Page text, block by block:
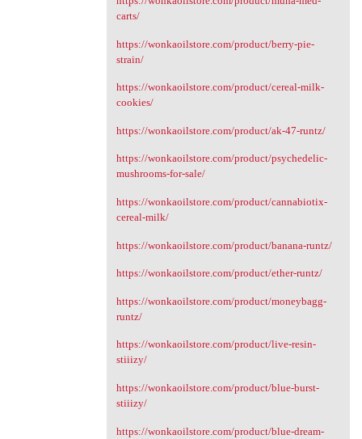
carts/
https://wonkaoilstore.com/product/berry-pie-
strain/
https://wonkaoilstore.com/product/cereal-milk-
cookies/
https://wonkaoilstore.com/product/ak-47-runtz/
https://wonkaoilstore.com/product/psychedelic-
mushrooms-for-sale/
https://wonkaoilstore.com/product/cannabiotix-
cereal-milk/
https://wonkaoilstore.com/product/banana-runtz/
https://wonkaoilstore.com/product/ether-runtz/
https://wonkaoilstore.com/product/moneybagg-
runtz/
https://wonkaoilstore.com/product/live-resin-
stiiizy/
https://wonkaoilstore.com/product/blue-burst-
stiiizy/
https://wonkaoilstore.com/product/blue-dream-